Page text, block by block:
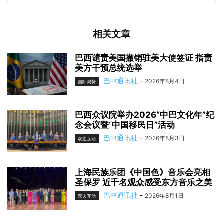
相关文章
巴西谴责美国撤销驻美大使签证 指责
美方干预总统选举
国际局势 巴中通讯社 - 2026年8月4日
巴西众议院举办2026“中巴文化年”纪
念会议暨“中国移民日”活动
双边互动 巴中通讯社 - 2026年8月3日
上海民族乐团《中国色》音乐会亮相
圣保罗 近千名观众感受东方音乐之美
双边互动 巴中通讯社 - 2026年8月1日